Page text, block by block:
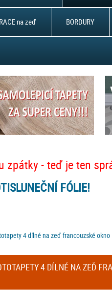
na zeď BORDURY
- teď je ten
FÓLIE!
4 dílné na zeď francouzské okno
4 DÍLNÉ NA ZEĎ